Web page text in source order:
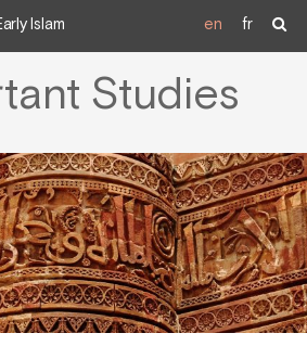
Islam en fr
Studies